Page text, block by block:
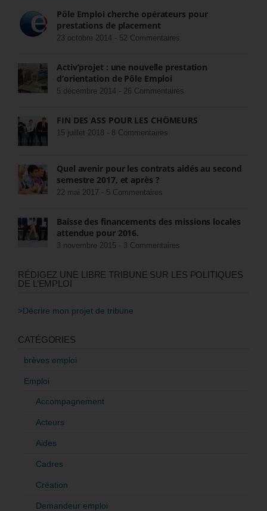
Pôle Emploi cherche opérateurs pour
prestations de placement
23 octobre 2014 - 52 Commentaires
Activ’projet : une nouvelle prestation
d’orientation de Pôle Emploi
5 décembre 2014 - 26 Commentaires
FIN DES ASS POUR LES CHÔMEURS
15 juillet 2018 - 8 Commentaires
Quel avenir pour les contrats aidés au second
semestre 2017, et après ?
22 mai 2017 - 5 Commentaires
Baisse des financements des missions locales
attendue pour 2016.
3 novembre 2015 - 3 Commentaires
RÉDIGEZ UNE LIBRE TRIBUNE SUR LES POLITIQUES
DE L’EMPLOI
>Décrire mon projet de tribune
CATÉGORIES
brèves emploi
Emploi
Accompagnement
Acteurs
Aides
Cadres
Création
Demandeur emploi